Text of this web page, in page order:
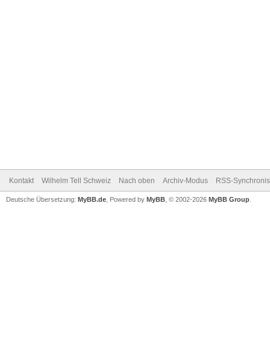
Kontakt Wilhelm Tell Schweiz Nach oben Archiv-Modus RSS-
Deutsche Übersetzung: MyBB.de , Powered by MyBB , © 2002-2026 MyBB Group